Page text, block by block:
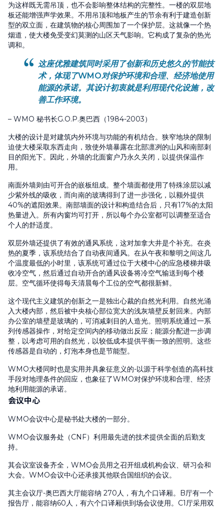
为这样既无需吊顶，也不会影响整体结构的完整性。一楼的双层地
板还能增强声学效果。不用吊顶和地板产生的节余有利于建造创新
型的双立面，在建筑物的核心周围加了一个保护层。这就像一个热
烟道，使大楼免受变幻莫测的山区天气影响。它构成了复杂的热光
调和。
这座优雅建筑同时采用了创新和历史悠久的节能技
术，体现了WMO对保护环境和合理、经济地使用
能源的承诺。其设计初衷就是利用现代化设施，改
善工作环境。
– WMO 秘书长G.O.P.奥巴西（1984-2003）
大楼的设计是对建筑内外环境与功能的有机结合。狭窄地块的限制
迫使大楼采取东西走向，致使外墙暴露在北部凛冽的山风和南部刺
目的阳光下。因此，外墙的北面窗户乃永久关闭，以提供保温作
用。
南面外墙则由可开合的嵌板组成。整个墙面都使用了特殊涂层以减
少紫外线的吸收，而向南的玻璃得到了进一步强化，以额外提供
40%的遮阳效果。南部墙面的设计和构造结合后，只有17%的太阳
热量进入。所有内窗均可打开，所以每个办公室都可以调整至适合
个人的舒适度。
双层外墙还提供了有效的通风系统，这对加拿大井是个补充。在炎
热的夏季，该系统结合了自动夜间通风。在从午夜和黎明之间这几
个温度最低的小时里，该系统可通过位于大楼中心的应急楼梯井吸
收冷空气，然后通过自动开合的通风设备将冷空气输送到每个楼
层。空气循环使得每天清晨每个工位的空气都很新鲜。
这个现代主义建筑的创新之一是独出心裁的自然光利用。自然光涌
入大楼内部，然后被中央核心部位宽大的浅灰墙壁反射回来。内部
办公室的墙壁是玻璃的，可消减刺目的人造光。照明系统通过一系
列传感器操作，对给定空间内的移动做出反应；能源分配进一步调
整，以考虑可用的自然光，以较低成本提供平衡一致的照明。这些
传感器是自动的，灯泡本身也是节能型。
WMO大楼同时也是实用并具象征意义的-以源于科学创造的高科技
手段对地理条件的回应，也象征了WMO对保护环境和合理、经济
地利用能源的承诺。
会议中心
WMO会议中心是秘书处大楼的一部分。
WMO会议服务处（CNF）利用最先进的技术提供全面的后勤支
持。
其会议室设备齐全，WMO会员用之召开组成机构会议、研习会和
大会。WMO会议中心还承接其他联合国组织的会议。
其主会议厅-奥巴西大厅能容纳 270人，有九个口译厢。B厅有一个
报告厅，能容纳60人，有六个口译厢供到场会议使用。C1厅采用双